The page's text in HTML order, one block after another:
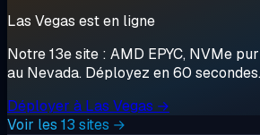
Las Vegas est en ligne
Notre 13e site : AMD EPYC, NVMe
au Nevada. Déployez en 60 secondes.
Déployer à Las Vegas →
Voir les 13 sites →